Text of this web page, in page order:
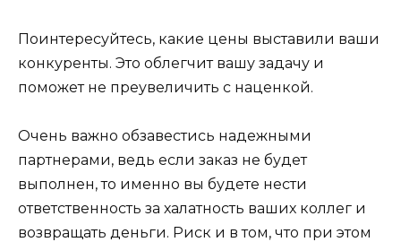
Поинтересуйтесь, какие цены выставили ваши
конкуренты. Это облегчит вашу задачу и
поможет не преувеличить с наценкой.
Очень важно обзавестись надежными
партнерами, ведь если заказ не будет
выполнен, то именно вы будете нести
ответственность за халатность ваших коллег и
возвращать деньги. Риск и в том, что при этом